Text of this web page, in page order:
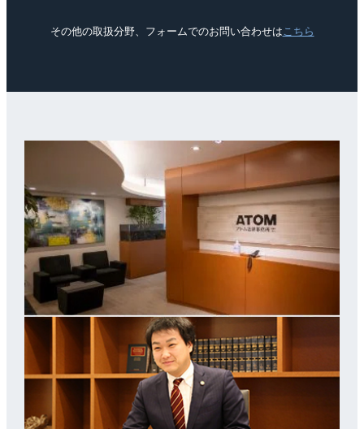
その他の取扱分野、フォームでのお問い合わせは こちら